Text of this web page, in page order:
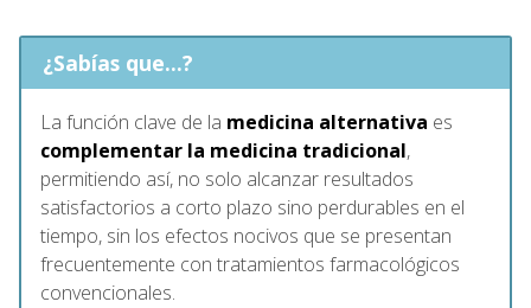
¿Sabías que...?
La función clave de la medicina alternativa es
complementar la medicina tradicional,
permitiendo así, no solo alcanzar resultados
satisfactorios a corto plazo sino perdurables en el
tiempo, sin los efectos nocivos que se presentan
frecuentemente con tratamientos farmacológicos
convencionales.